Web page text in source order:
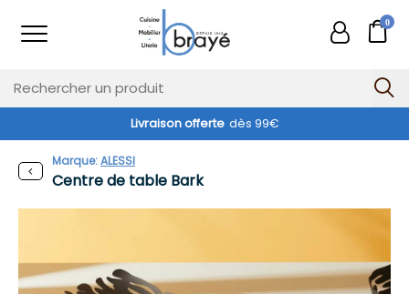
0
Livraison offerte dès 99€
Centre de table Bark
Marque:ALESSI